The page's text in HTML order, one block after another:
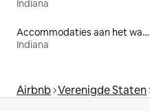
Indiana
Accommodaties aan het water
Indiana
Airbnb Verenigde Staten